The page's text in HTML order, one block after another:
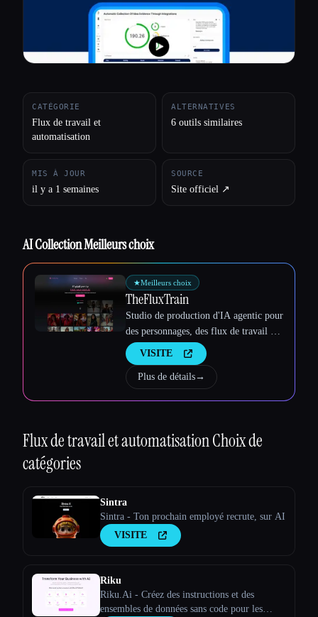
CATÉGORIE
Flux de travail et
automatisation
ALTERNATIVES
6 outils similaires
MIS À JOUR
il y a 1 semaines
SOURCE
Site officiel ↗︎
AI Collection Meilleurs choix
★Meilleurs choix
TheFluxTrain
Studio de production d'IA agentic pour
des personnages, des flux de travail et
des vidéos cohérents
VISITE
Plus de détails→
Flux de travail et automatisationChoix de
catégories
Sintra
Sintra - Ton prochain employé recrute, sur AI
VISITE
Riku
Riku.Ai - Créez des instructions et des
ensembles de données sans code pour les